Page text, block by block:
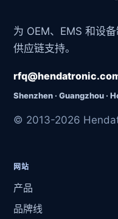
为 OEM、EMS 和设
供应链支持。
Shenzhen · Guangzhou ·
© 2013-2026
网站
产品
品牌线